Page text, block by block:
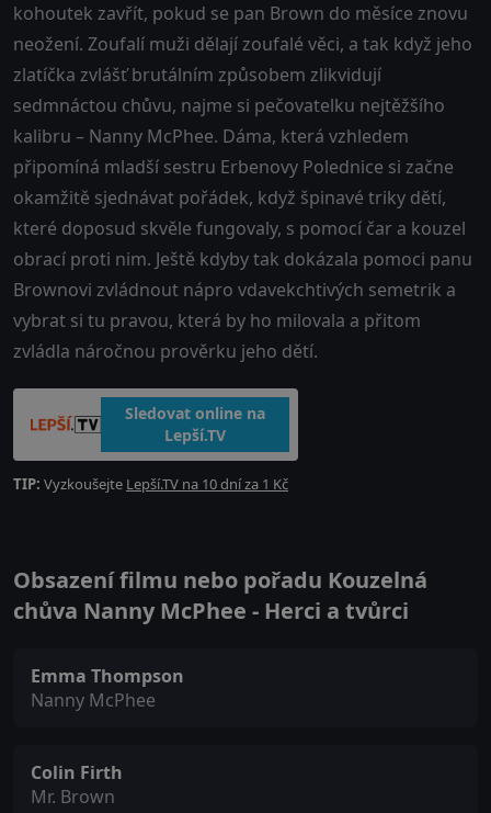
kohoutek zavřít, pokud se pan Brown do měsíce znovu
neožení. Zoufalí muži dělají zoufalé věci, a tak když jeho
zlatíčka zvlášť brutálním způsobem zlikvidují
sedmnáctou chůvu, najme si pečovatelku nejtěžšího
kalibru – Nanny McPhee. Dáma, která vzhledem
připomíná mladší sestru Erbenovy Polednice si začne
okamžitě sjednávat pořádek, když špinavé triky dětí,
které doposud skvěle fungovaly, s pomocí čar a kouzel
obrací proti nim. Ještě kdyby tak dokázala pomoci panu
Brownovi zvládnout nápro vdavekchtivých semetrik a
vybrat si tu pravou, která by ho milovala a přitom
zvládla náročnou prověrku jeho dětí.
Sledovat online na
Lepší.TV
TIP: Vyzkoušejte Lepší.TV na 10 dní za 1 Kč
Obsazení filmu nebo pořadu Kouzelná
chůva Nanny McPhee - Herci a tvůrci
Emma Thompson
Nanny McPhee
Colin Firth
Mr. Brown